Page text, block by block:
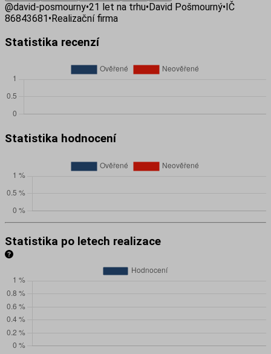
@david-posmourny•21 let na trhu•David Pošmourný•IČ
86843681•Realizační firma
Statistika recenzí
Statistika hodnocení
Statistika po letech realizace